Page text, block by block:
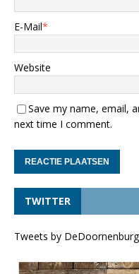
E-Mail*
Website
Save my name, email,
next time I comment.
TWITTER
Tweets by